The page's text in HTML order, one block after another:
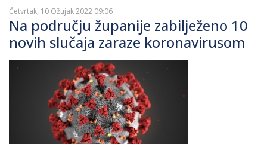
Četvrtak, 10 Ožujak 2022 09:06
Na području županije zabilježeno 10
novih slučaja zaraze koronavirusom